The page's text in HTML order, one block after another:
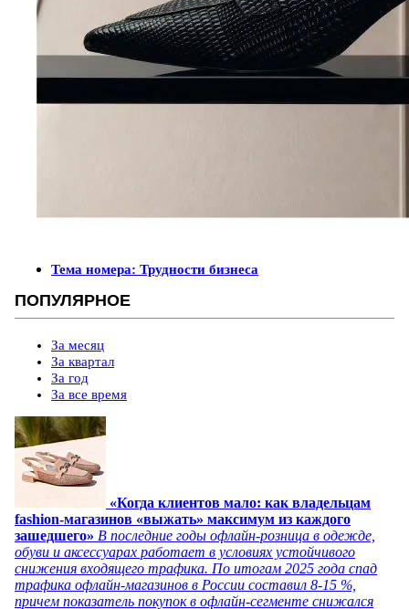
Тема номера: Трудности бизнеса
ПОПУЛЯРНОЕ
За месяц
За квартал
За год
За все время
«Когда клиентов мало: как владельцам
fashion-магазинов «выжать» максимум из каждого
зашедшего» В последние годы офлайн-розница в одежде,
обуви и аксессуарах работает в условиях устойчивого
снижения входящего трафика. По итогам 2025 года спад
трафика офлайн-магазинов в России составил 8-15 %,
причем показатель покупок в офлайн-сегменте снижался